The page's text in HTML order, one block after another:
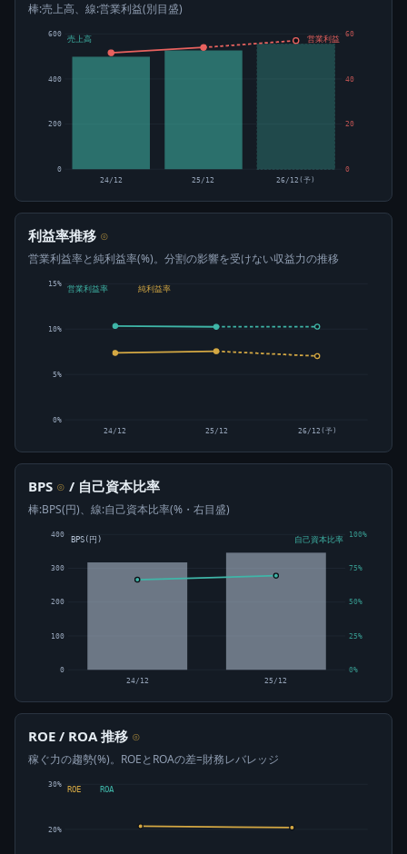
棒:売上高、線:営業利益(別目盛)
0
200
400
600
0
20
40
60
24/12 25/12 26/12(予)
売上高 営業利益
利益率推移 ⊙
営業利益率と純利益率(%)。分割の影響を受けない収益力の推移
0%
5%
10%
15%
営業利益率 純利益率
24/12 25/12 26/12(予)
BPS ⊙ / 自己資本比率
棒:BPS(円)、線:自己資本比率(%・右目盛)
0
100
200
300
400
0%
25%
50%
75%
100%
24/12 25/12
BPS(円) 自己資本比率
ROE / ROA 推移 ⊙
稼ぐ力の趨勢(%)。ROEとROAの差=財務レバレッジ
20%
30%
ROE ROA